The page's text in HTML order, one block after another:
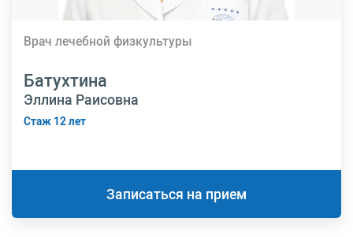
Врач лечебной физкультуры
Батухтина
Эллина Раисовна
Стаж 12 лет
Записаться на прием